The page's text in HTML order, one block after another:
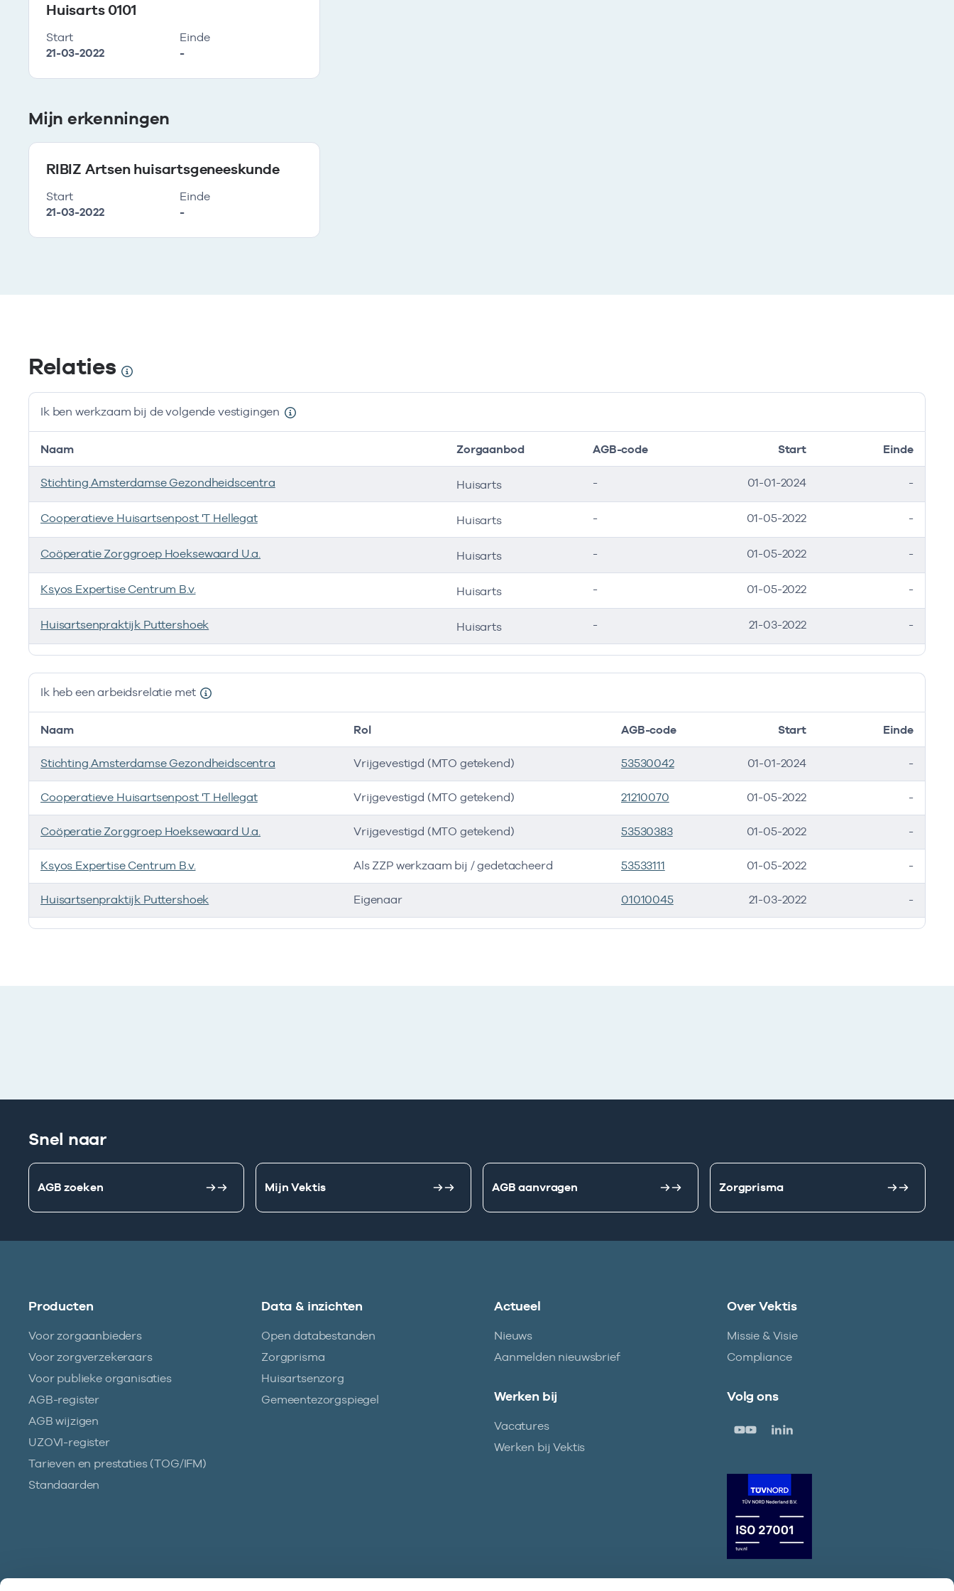
Huisarts 0101
Start
21-03-2022
Einde
-
Mijn erkenningen
RIBIZ Artsen huisartsgeneeskunde
Start
21-03-2022
Einde
-
Relaties
Ik ben werkzaam bij de volgende vestigingen
Ik ben werkzaam bij de volgende vestigingen
Naam Zorgaanbod AGB-code Start Einde
Stichting Amsterdamse Gezondheidscentra Huisarts - 01-01-2024 -
Cooperatieve Huisartsenpost 'T Hellegat Huisarts - 01-05-2022 -
Coöperatie Zorggroep Hoeksewaard U.a. Huisarts - 01-05-2022 -
Ksyos Expertise Centrum B.v. Huisarts - 01-05-2022 -
Huisartsenpraktijk Puttershoek Huisarts - 21-03-2022 -
Ik heb een arbeidsrelatie met
Ik heb een arbeidsrelatie met
Naam Rol AGB-code Start Einde
Stichting Amsterdamse Gezondheidscentra Vrijgevestigd (MTO getekend) 53530042 01-01-2024 -
Cooperatieve Huisartsenpost 'T Hellegat Vrijgevestigd (MTO getekend) 21210070 01-05-2022 -
Coöperatie Zorggroep Hoeksewaard U.a. Vrijgevestigd (MTO getekend) 53530383 01-05-2022 -
Ksyos Expertise Centrum B.v. Als ZZP werkzaam bij / gedetacheerd 53533111 01-05-2022 -
Huisartsenpraktijk Puttershoek Eigenaar 01010045 21-03-2022 -
Snel naar
AGB zoeken Mijn Vektis AGB aanvragen Zorgprisma
Producten
Voor zorgaanbieders
Voor zorgverzekeraars
Voor publieke organisaties
AGB-register
AGB wijzigen
UZOVI-register
Tarieven en prestaties (TOG/IFM)
Standaarden
Data & inzichten
Open databestanden
Zorgprisma
Huisartsenzorg
Gemeentezorgspiegel
Actueel
Nieuws
Aanmelden nieuwsbrief
Over Vektis
Missie & Visie
Compliance
Werken bij
Vacatures
Werken bij Vektis
Volg ons